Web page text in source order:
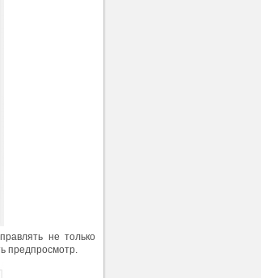
не только
предпросмотр.